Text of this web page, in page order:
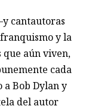
cantautoras
y la
aún viven,
cada
Bob Dylan y
del autor